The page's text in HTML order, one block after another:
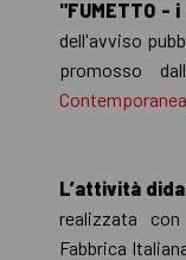
"FUMETTO -
dell'avviso
promosso
Contemporanea
L’attività
realizzata
Fabbrica